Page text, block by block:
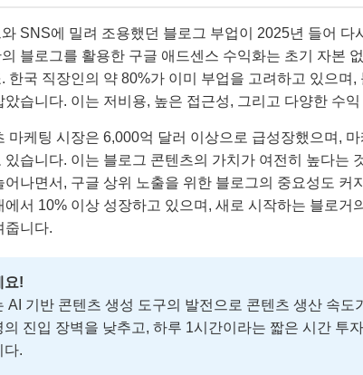
SNS에 밀려 조용했던 블로그 부업이 2025년 들어 다
블로그를 활용한 구글 애드센스 수익화는 초기 자본
한국 직장인의 약 80%가 이미 부업을 고려하고 있으며
았습니다. 이는 저비용, 높은 접근성, 그리고 다양한 수
마케팅 시장은 6,000억 달러 이상으로 급성장했으며,
있습니다. 이는 블로그 콘텐츠의 가치가 여전히 높다는
어나면서, 구글 상위 노출을 위한 블로그의 중요성도 커
에서 10% 이상 성장하고 있으며, 새로 시작하는 블로
줍니다.
요!
AI 기반 콘텐츠 생성 도구의 발전으로 콘텐츠 생산 속도
의 진입 장벽을 낮추고, 하루 1시간이라는 짧은 시간 투
다.